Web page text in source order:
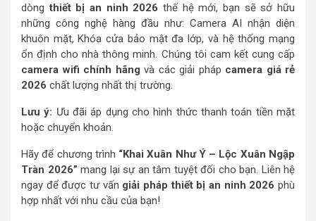
dòngthiết bị an ninh 2026 thế hệ mới, bạn sẽ sở hữu
những công nghệ hàng đầu như: Camera AI nhận diện
khuôn mặt, Khóa cửa bảo mật đa lớp, và hệ thống mạng
ổn định cho nhà thông minh. Chúng tôi cam kết cung cấp
camera wifi chính hãng và các giải pháp camera giá rẻ
2026 chất lượng nhất thị trường.
Lưu ý: Ưu đãi áp dụng cho hình thức thanh toán tiền mặt
hoặc chuyển khoản.
Hãy để chương trình “Khai Xuân Như Ý – Lộc Xuân Ngập
Tràn 2026” mang lại sự an tâm tuyệt đối cho bạn. Liên hệ
ngay để được tư vấn giải pháp thiết bị an ninh 2026 phù
hợp nhất với nhu cầu của bạn!